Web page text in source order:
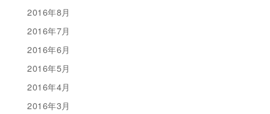
2016年8月
2016年7月
2016年6月
2016年5月
2016年4月
2016年3月